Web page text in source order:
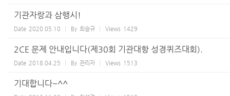
기관자랑과 삼행시!
Date 2020.05.10 By 최승규 Views 1429
2CE 문제 안내입니다(제30회 기관대항 성경퀴즈대회).
Date 2018.04.25 By 관리자 Views 1513
기대합니다~^^